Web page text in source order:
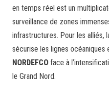
en temps réel est un
surveillance de zones
infrastructures. Pour les alliés,
sécurise les lignes
NORDEFCO face à
le Grand Nord.